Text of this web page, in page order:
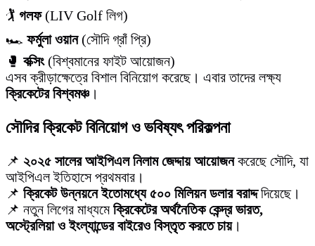
🏌️ গলফ(LIV Golf লিগ)
🏎 ফর্মুলা ওয়ান(সৌদি গ্রাঁ প্রি)
🥊 বক্সিং(বিশ্বমানের ফাইট আয়োজন)
এসব ক্রীড়াক্ষেত্রে বিশাল বিনিয়োগ করেছে। এবার তাদের লক্ষ্য
ক্রিকেটের বিশ্বমঞ্চ।
সৌদির ক্রিকেট বিনিয়োগ ও ভবিষ্যৎ পরিকল্পনা
📌 ২০২৫ সালের আইপিএল নিলাম জেদ্দায় আয়োজনকরেছে সৌদি, যা
আইপিএল ইতিহাসে প্রথমবার।
📌 ক্রিকেট উন্নয়নে ইতোমধ্যে ৫০০ মিলিয়ন ডলার বরাদ্দদিয়েছে।
📌 নতুন লিগের মাধ্যমেক্রিকেটের অর্থনৈতিক কেন্দ্র ভারত,
অস্ট্রেলিয়া ও ইংল্যান্ডের বাইরেও বিস্তৃত করতে চায়।